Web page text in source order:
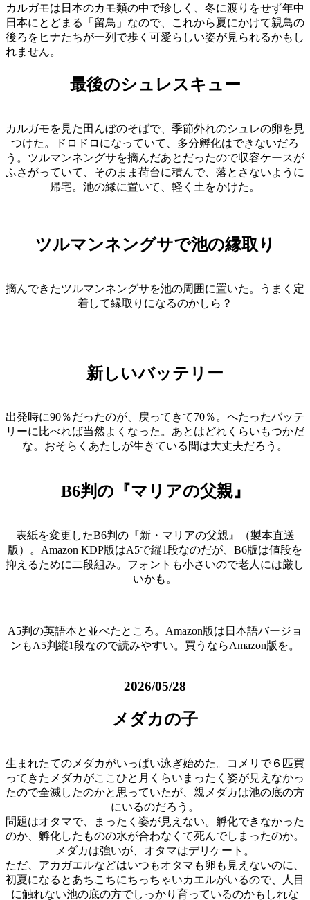
カルガモは日本のカモ類の中で珍しく、冬に渡りをせず年中
日本にとどまる「留鳥」なので、これから夏にかけて親鳥の
後ろをヒナたちが一列で歩く可愛らしい姿が見られるかもし
れません。
最後のシュレスキュー
カルガモを見た田んぼのそばで、季節外れのシュレの卵を見
つけた。ドロドロになっていて、多分孵化はできないだろ
う。ツルマンネングサを摘んだあとだったので収容ケースが
ふさがっていて、そのまま荷台に積んで、落とさないように
帰宅。池の縁に置いて、軽く土をかけた。
ツルマンネングサで池の縁取り
摘んできたツルマンネングサを池の周囲に置いた。うまく定
着して縁取りになるのかしら？
新しいバッテリー
出発時に90％だったのが、戻ってきて70％。へたったバッテ
リーに比べれば当然よくなった。あとはどれくらいもつかだ
な。おそらくあたしが生きている間は大丈夫だろう。
B6判の『マリアの父親』
表紙を変更したB6判の『新・マリアの父親』（製本直送
版）。Amazon KDP版はA5で縦1段なのだが、B6版は値段を
抑えるために二段組み。フォントも小さいので老人には厳し
いかも。
A5判の英語本と並べたところ。Amazon版は日本語バージョ
ンもA5判縦1段なので読みやすい。買うならAmazon版を。
2026/05/28
メダカの子
生まれたてのメダカがいっぱい泳ぎ始めた。コメリで６匹買
ってきたメダカがここひと月くらいまったく姿が見えなかっ
たので全滅したのかと思っていたが、親メダカは池の底の方
にいるのだろう。
問題はオタマで、まったく姿が見えない。孵化できなかった
のか、孵化したものの水が合わなくて死んでしまったのか。
メダカは強いが、オタマはデリケート。
ただ、アカガエルなどはいつもオタマも卵も見えないのに、
初夏になるとあちこちにちっちゃいカエルがいるので、人目
に触れない池の底の方でしっかり育っているのかもしれな